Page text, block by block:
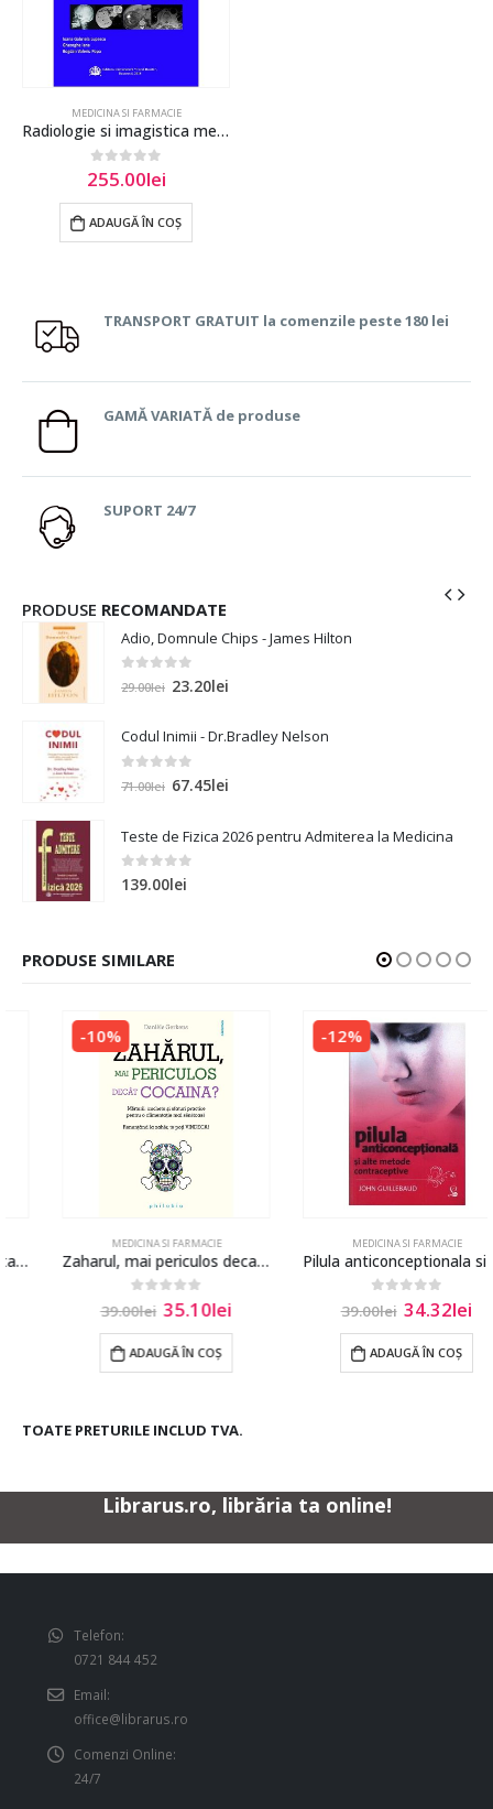
MEDICINA SI FARMACIE
Radiologie si imagistica medicala | Curs pentru studenti si medici rezidenti
0out of 5
255.00lei
ADAUGĂ ÎN COȘ
TRANSPORT GRATUIT la comenzile peste 180 lei
GAMĂ VARIATĂ de produse
SUPORT 24/7
PRODUSE RECOMANDATE
Adio, Domnule Chips - James Hilton
out of 5
29.00lei 23.20lei
Codul Inimii - Dr.Bradley Nelson
out of 5
71.00lei 67.45lei
Teste de Fizica 2026 pentru Admiterea la Medicina
0out of 5
139.00lei
PRODUSE SIMILARE
-10%
MEDICINA SI FARMACIE
Zaharul, mai periculos decat cocaina? – Daniele Gerkens
out of 5
lei 35.10lei
ADAUGĂ ÎN COȘ
-12%
MEDICINA SI FARMACIE
Pilula anticonceptionala si alte metode contraceptive
out of 5
lei 34.32lei
ADAUGĂ ÎN COȘ
TOATE PRETURILE INCLUD TVA.
Librarus.ro, librăria ta online!
Telefon:
0721 844 452
Email:
office@librarus.ro
Comenzi Online:
24/7